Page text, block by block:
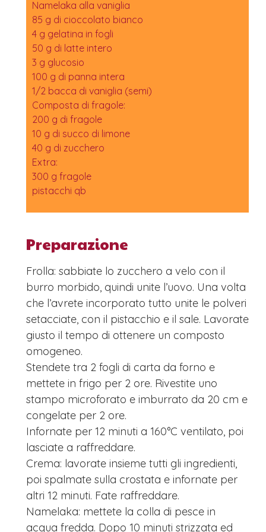
Namelaka alla vaniglia
85 g di cioccolato bianco
4 g gelatina in fogli
50 g di latte intero
3 g glucosio
100 g di panna intera
1/2 bacca di vaniglia (semi)
Composta di fragole:
200 g di fragole
10 g di succo di limone
40 g di zucchero
Extra:
300 g fragole
pistacchi qb
Preparazione
Frolla: sabbiate lo zucchero a velo con il
burro morbido, quindi unite l’uovo. Una volta
che l’avrete incorporato tutto unite le polveri
setacciate, con il pistacchio e il sale. Lavorate
giusto il tempo di ottenere un composto
omogeneo.
Stendete tra 2 fogli di carta da forno e
mettete in frigo per 2 ore. Rivestite uno
stampo microforato e imburrato da 20 cm e
congelate per 2 ore.
Infornate per 12 minuti a 160°C ventilato, poi
lasciate a raffreddare.
Crema: lavorate insieme tutti gli ingredienti,
poi spalmate sulla crostata e infornate per
altri 12 minuti. Fate raffreddare.
Namelaka: mettete la colla di pesce in
acqua fredda. Dopo 10 minuti strizzata ed